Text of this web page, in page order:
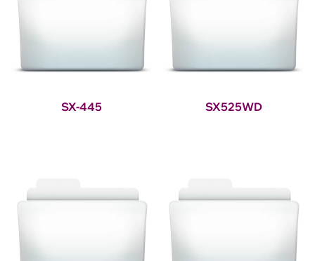
SX-445 SX525WD